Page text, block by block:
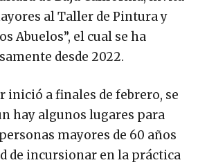
al Taller de Pintura y
Abuelos”, el cual se ha
desde 2022.
inició a finales de febrero, se
hay algunos lugares para
mayores de 60 años
de incursionar en la práctica